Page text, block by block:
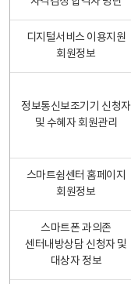
디지털서비스 이용지원
회원정보
정보통신보조기기 신청자
및 수혜자 회원관리
스마트쉼센터 홈페이지
회원정보
스마트폰 과의존
센터내방상담 신청자 및
대상자 정보